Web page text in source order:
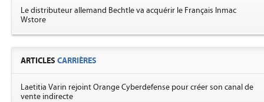
Le distributeur allemand Bechtle va acquérir le Français Inmac
Wstore
ARTICLES CARRIÈRES
Laetitia Varin rejoint Orange Cyberdefense pour créer son canal de
vente indirecte